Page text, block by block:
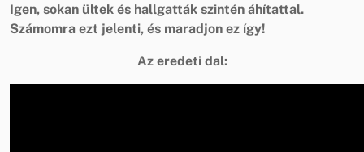
Igen, sokan ültek és hallgatták szintén áhítattal.
Számomra ezt jelenti, és maradjon ez így!
Az eredeti dal: